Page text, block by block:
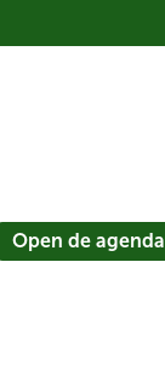
Open de agenda